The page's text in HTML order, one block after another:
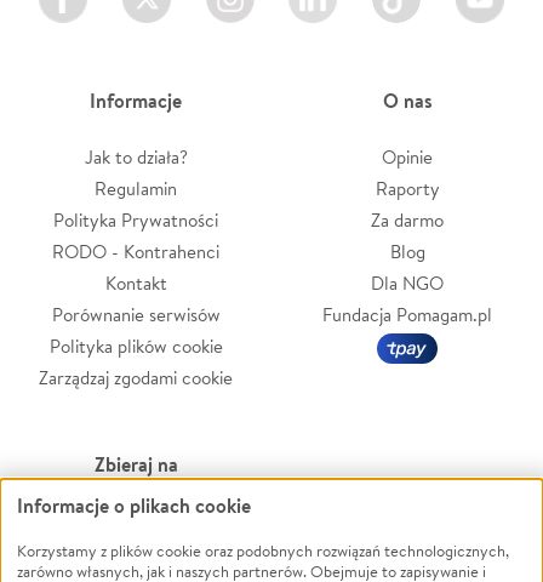
Informacje
Jak to działa?
Regulamin
Polityka Prywatności
RODO - Kontrahenci
Kontakt
Porównanie serwisów
Polityka plików cookie
Zarządzaj zgodami cookie
O nas
Opinie
Raporty
Za darmo
Blog
Dla NGO
Fundacja Pomagam.pl
Zbieraj na
Leczenie
Zwierzęta
Powódź
Informacje o plikach cookie
Korzystamy z plików cookie oraz podobnych rozwiązań technologicznych,
zarówno własnych, jak i naszych partnerów. Obejmuje to zapisywanie i